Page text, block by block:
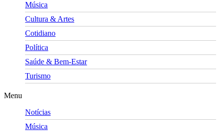
Música
Cultura & Artes
Cotidiano
Política
Saúde & Bem-Estar
Turismo
Menu
Notícias
Música